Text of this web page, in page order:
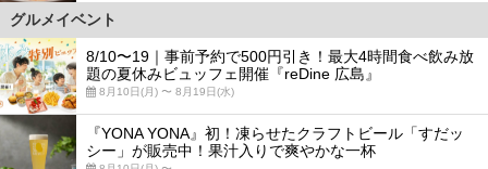
グルメイベント
8/10〜19｜事前予約で500円引き！最大4時間食べ飲み放
題の夏休みビュッフェ開催『reDine 広島』
8月10日(月) 〜 8月19日(水)
『YONA YONA』初！凍らせたクラフトビール「すだッ
シー」が販売中！果汁入りで爽やかな一杯